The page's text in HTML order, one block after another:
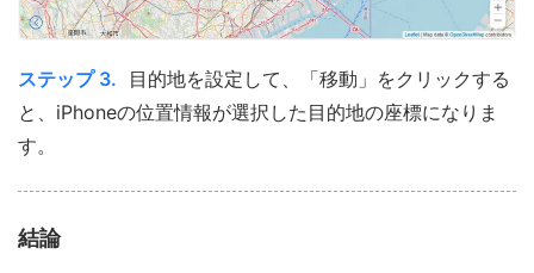
ステップ 3.
目的地を設定して、「移動」をクリックする
と、iPhoneの位置情報が選択した目的地の座標になりま
す。
結論